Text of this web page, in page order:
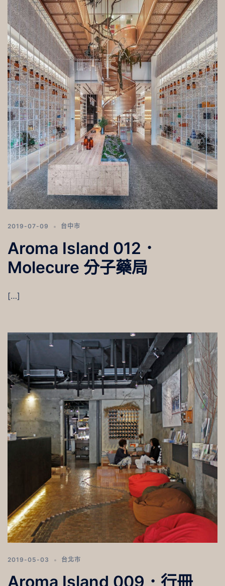
2019-07-09 台中市
Aroma Island 012．
Molecure 分子藥局
[…]
2019-05-03 台北市
Aroma Island 009．行冊